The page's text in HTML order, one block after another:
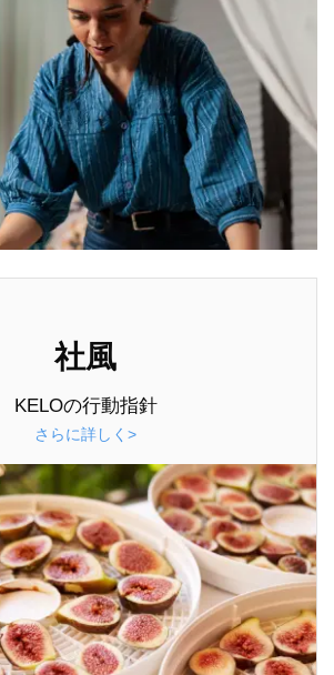
社風
KELOの行動指針
さらに詳しく>